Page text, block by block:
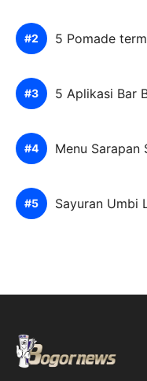
5 Pomade
5 Aplikasi Bar
Menu Sarapan
Sayuran Umbi